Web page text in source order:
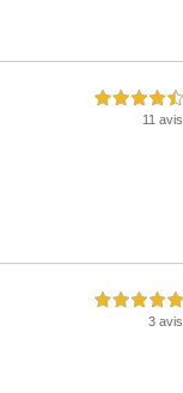
4,5 étoiles sur 5
11 avis
5,0 étoiles sur 5
3 avis